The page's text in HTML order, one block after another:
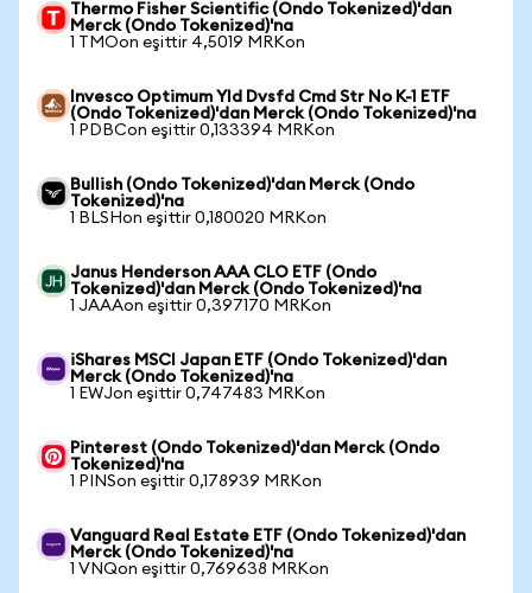
Thermo Fisher Scientific (Ondo Tokenized)'dan
Merck (Ondo Tokenized)'na
1 TMOon eşittir 4,5019 MRKon
Invesco Optimum Yld Dvsfd Cmd Str No K-1 ETF
(Ondo Tokenized)'dan Merck (Ondo Tokenized)'na
1 PDBCon eşittir 0,133394 MRKon
Bullish (Ondo Tokenized)'dan Merck (Ondo
Tokenized)'na
1 BLSHon eşittir 0,180020 MRKon
Janus Henderson AAA CLO ETF (Ondo
Tokenized)'dan Merck (Ondo Tokenized)'na
1 JAAAon eşittir 0,397170 MRKon
iShares MSCI Japan ETF (Ondo Tokenized)'dan
Merck (Ondo Tokenized)'na
1 EWJon eşittir 0,747483 MRKon
Pinterest (Ondo Tokenized)'dan Merck (Ondo
Tokenized)'na
1 PINSon eşittir 0,178939 MRKon
Vanguard Real Estate ETF (Ondo Tokenized)'dan
Merck (Ondo Tokenized)'na
1 VNQon eşittir 0,769638 MRKon